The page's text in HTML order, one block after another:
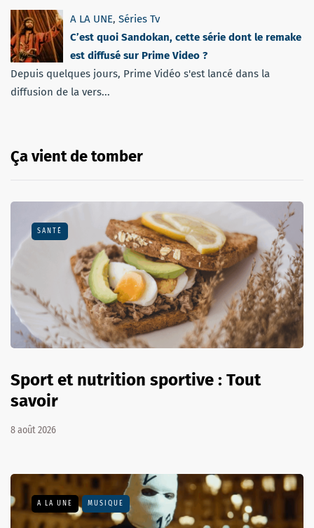
A LA UNE, Séries Tv
C’est quoi Sandokan, cette série dont le remake
est diffusé sur Prime Video ?
Depuis quelques jours, Prime Vidéo s'est lancé dans la
diffusion de la vers...
Ça vient de tomber
SANTÉ
Sport et nutrition sportive : Tout
savoir
8 août 2026
A LA UNE MUSIQUE